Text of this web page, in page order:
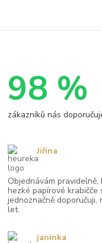
98 %
zákazníků nás
Objednávám
hezké papírové krabičče
jednoznačně
let.
Jiřina
janinka